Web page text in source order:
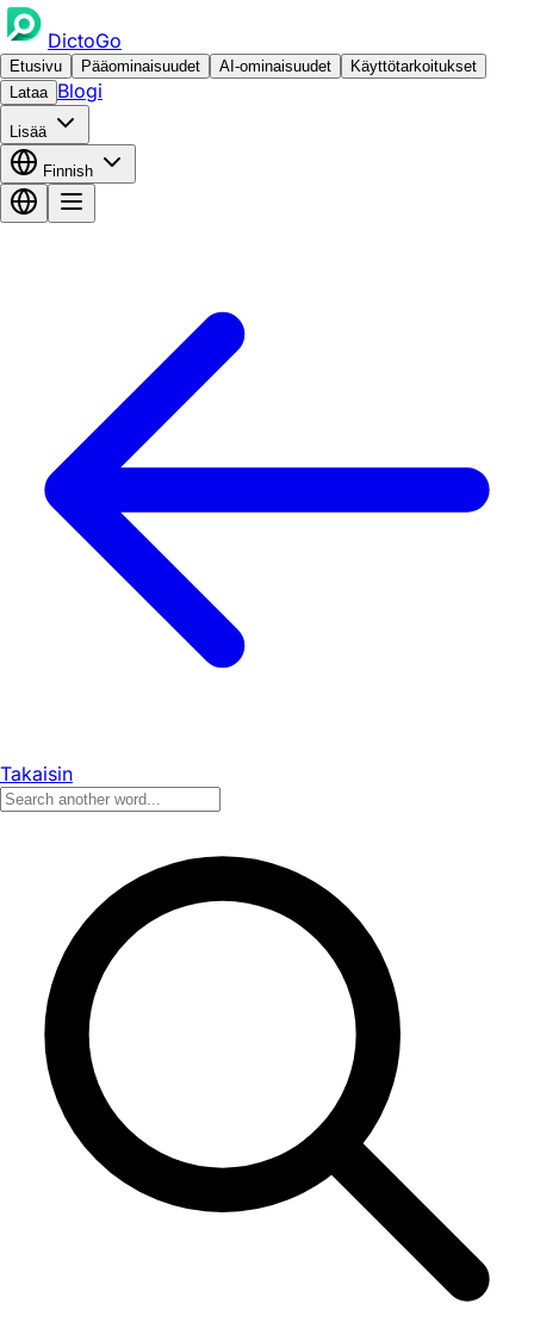
DictoGo
Etusivu Pääominaisuudet AI-ominaisuudet
Käyttötarkoitukset
Lataa Blogi
Lisää
Finnish
Takaisin